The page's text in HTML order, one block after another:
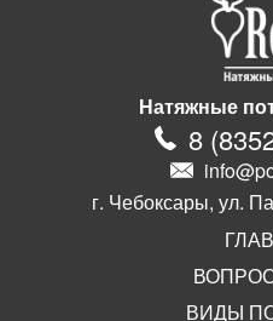
Натяжные
8 (
г. Чебоксары, ул.
ВИДЫ